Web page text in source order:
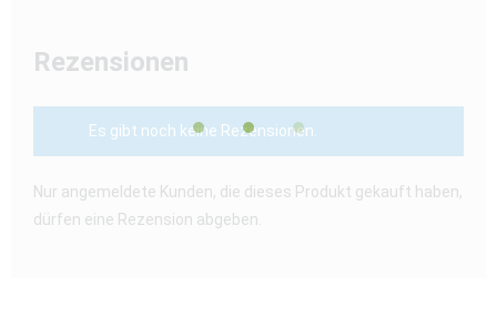
Rezensionen
Es gibt noch keine Rezensionen.
Nur angemeldete Kunden, die dieses Produkt gekauft haben,
dürfen eine Rezension abgeben.